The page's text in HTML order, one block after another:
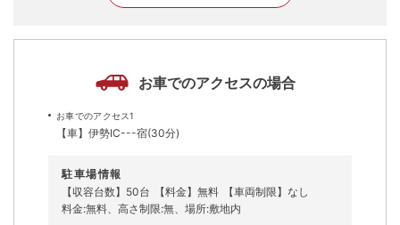
お車でのアクセスの場合
お車でのアクセス1
【車】伊勢IC---宿(30分)
駐車場情報
【収容台数】50台
【料金】無料
【車両制限】なし
料金:無料、高さ制限:無、場所:敷地内